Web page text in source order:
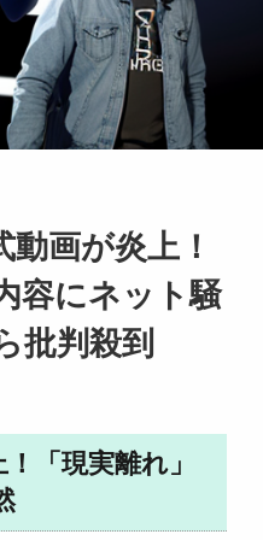
動画が炎上！
容にネット騒
批判殺到
「現実離れ」